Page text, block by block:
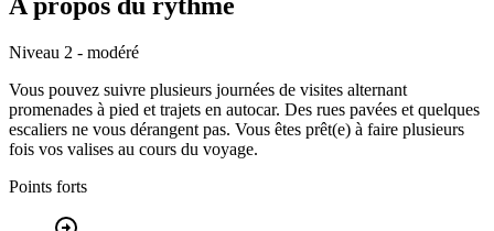
A propos du rythme
Niveau 2 - modéré
Vous pouvez suivre plusieurs journées de visites alternant
promenades à pied et trajets en autocar. Des rues pavées et quelques
escaliers ne vous dérangent pas. Vous êtes prêt(e) à faire plusieurs
fois vos valises au cours du voyage.
Points forts